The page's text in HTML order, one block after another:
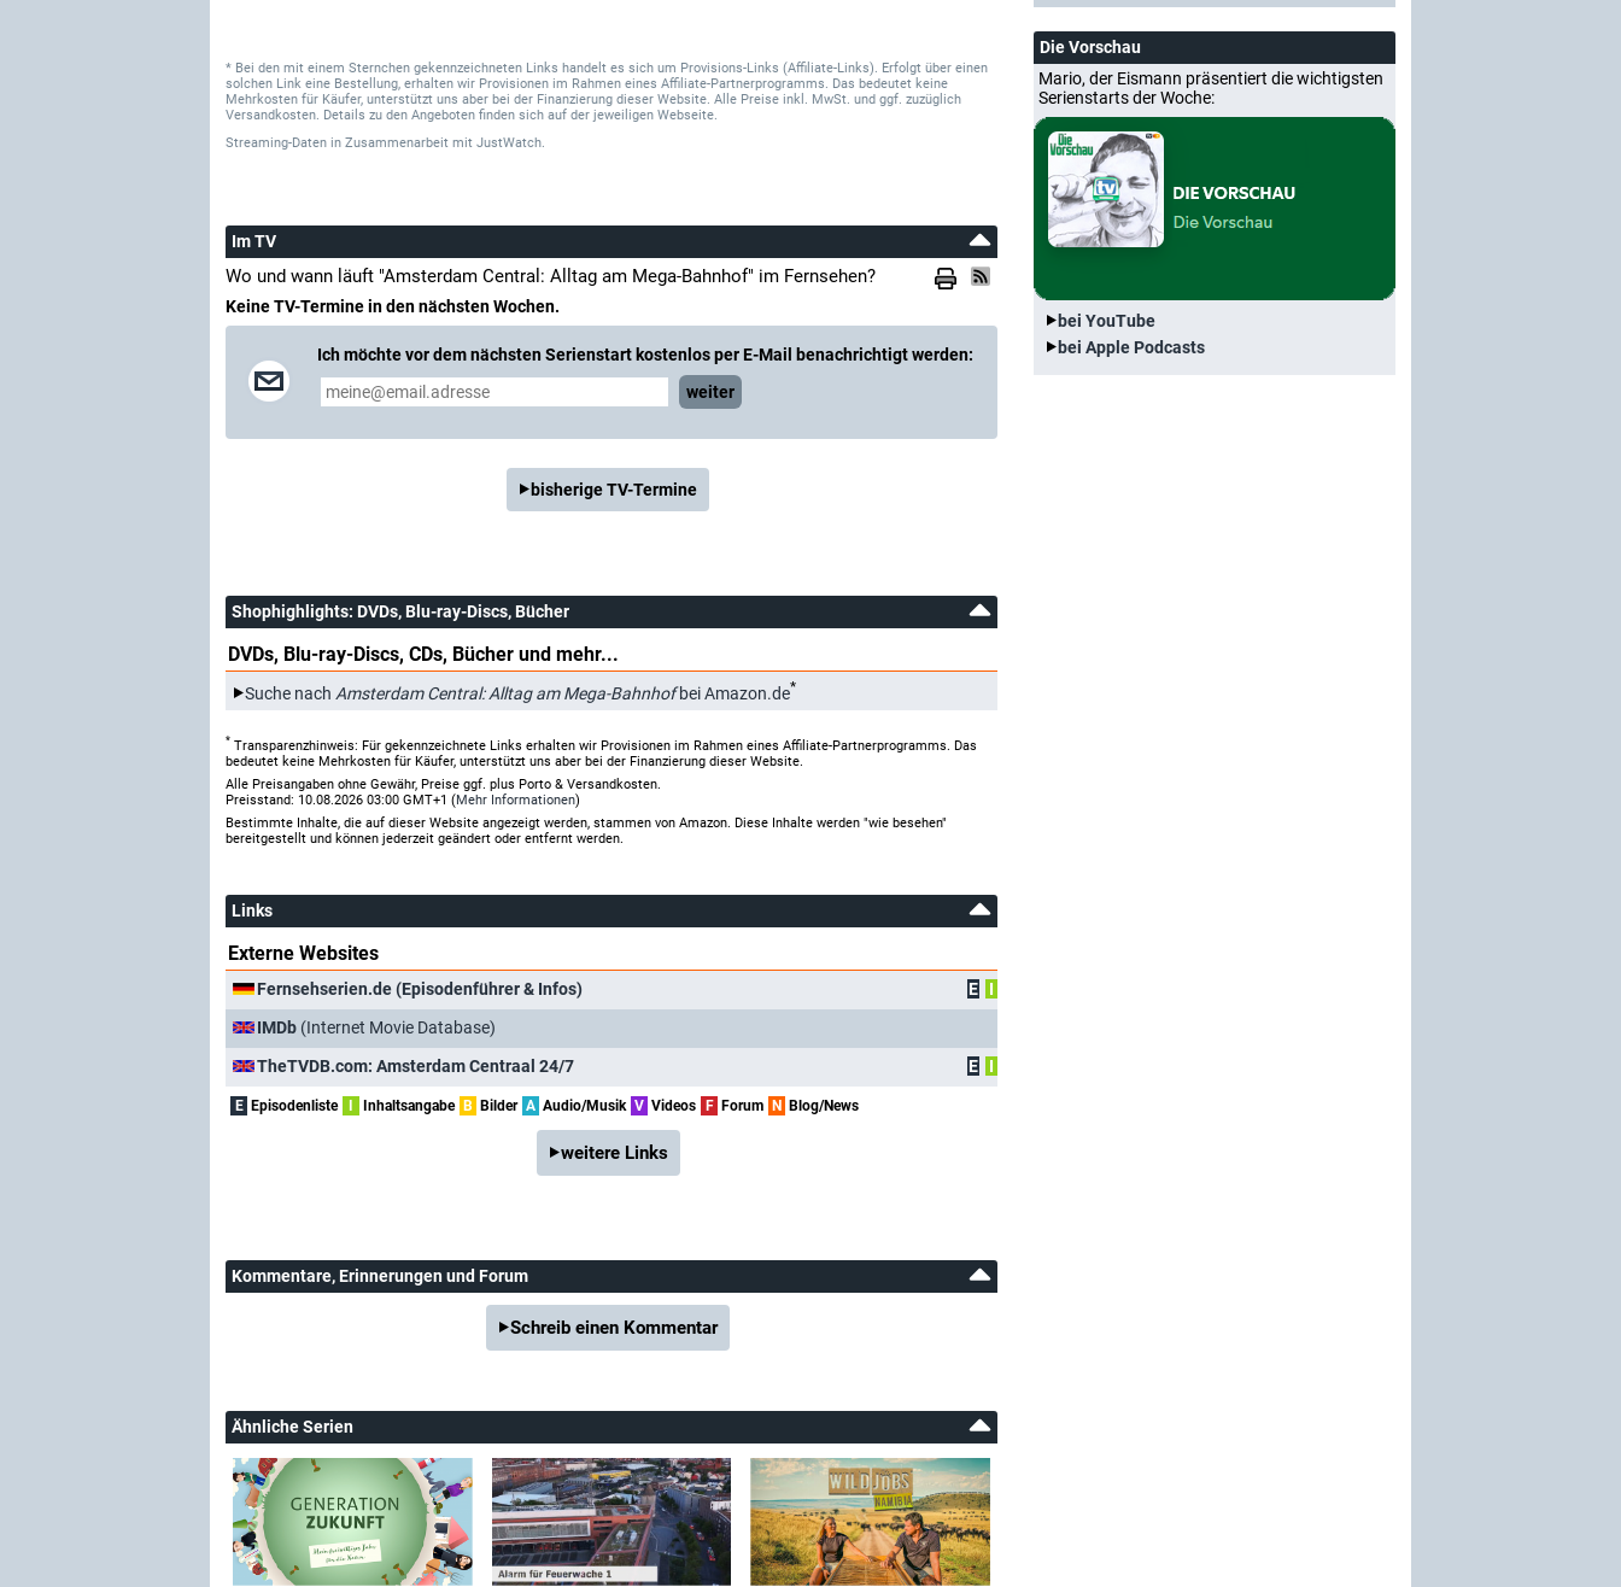
* Bei den mit einem Sternchen gekennzeichneten Links handelt es sich um Provisions-Links (Affiliate-Links). Erfolgt über einen
solchen Link eine Bestellung, erhalten wir Provisionen im Rahmen eines Affiliate-Partnerprogramms. Das bedeutet keine
Mehrkosten für Käufer, unterstützt uns aber bei der Finanzierung dieser Website. Alle Preise inkl. MwSt. und ggf. zuzüglich
Versandkosten. Details zu den Angeboten finden sich auf der jeweiligen Webseite.
Streaming-Daten in Zusammenarbeit mit JustWatch.
Im TV
Wo und wann läuft "Amsterdam Central: Alltag am Mega-Bahnhof" im Fernsehen?
Keine TV-Termine in den nächsten Wochen.
Ich möchte vor dem nächsten Serienstart kostenlos per E-Mail benachrichtigt werden:
weiter
bisherige TV-Termine
Shophighlights: DVDs, Blu-ray-Discs, Bücher
DVDs, Blu-ray-Discs, CDs, Bücher und mehr...
Suche nach Amsterdam Central: Alltag am Mega-Bahnhofbei Amazon.de*
* Transparenzhinweis: Für gekennzeichnete Links erhalten wir Provisionen im Rahmen eines Affiliate-Partnerprogramms. Das
bedeutet keine Mehrkosten für Käufer, unterstützt uns aber bei der Finanzierung dieser Website.
Alle Preisangaben ohne Gewähr, Preise ggf. plus Porto & Versandkosten.
Preisstand: 10.08.2026 03:00 GMT+1 (Mehr Informationen)
Bestimmte Inhalte, die auf dieser Website angezeigt werden, stammen von Amazon. Diese Inhalte werden "wie besehen"
bereitgestellt und können jederzeit geändert oder entfernt werden.
Links
Externe Websites
Fernsehserien.de (Episodenführer & Infos) E
I
IMDb (Internet Movie Database)
TheTVDB.com: Amsterdam Centraal 24/7
E I
E Episodenliste I Inhaltsangabe B Bilder A Audio/Musik V Videos F Forum N Blog/News
weitere Links
Kommentare, Erinnerungen und Forum
Schreib einen Kommentar
Ähnliche Serien
Die Vorschau
Mario, der Eismann präsentiert die wichtigsten
Serienstarts der Woche:
bei YouTube
bei Apple Podcasts